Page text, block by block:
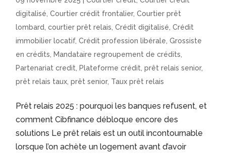
digitalisé,Courtier crédit frontalier,Courtier prêt
lombard,courtier prêt relais,Crédit digitalisé,Crédit
immobilier locatif,Crédit profession libérale,Grossiste
en crédits, Mandataire regroupement de crédits,
Partenariat credit, Plateforme crédit,prêt relais senior,
prêt relais taux,prêt senior, Taux prêt relais
Prêt relais 2025 : pourquoi les banques refusent, et
comment Cibfinance débloque encore des
solutions Le prêt relais est un outil incontournable
lorsque l’on achète un logement avant d’avoir